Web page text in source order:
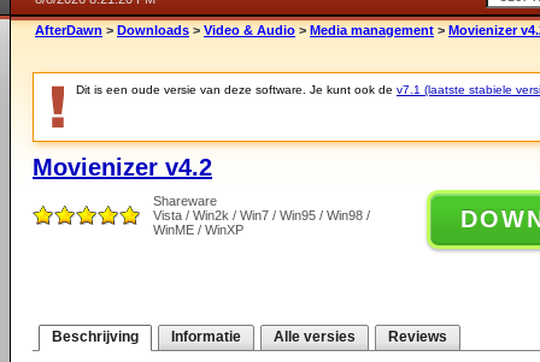
AfterDawn > Downloads > Video & Audio > Media management > Movienizer
Dit is een oude versie van deze software. Je kunt ook de v7.1 (laatste stabiele
Movienizer v4.2
Shareware
Vista / Win2k / Win7 / Win95 / Win98 /
WinME / WinXP
Beschrijving Informatie Alle versies Reviews